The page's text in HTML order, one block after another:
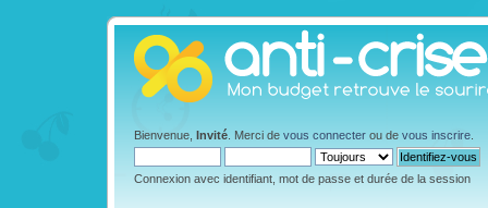
Bienvenue, Invité . Merci de vous connecter ou de vous inscrire
Connexion avec identifiant, mot de passe et durée de la session